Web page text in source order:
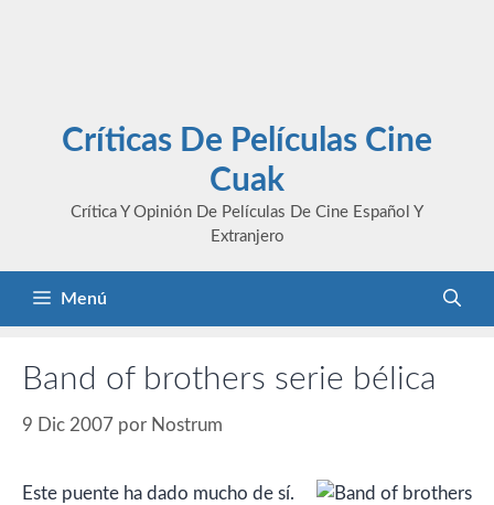
Críticas De Películas Cine
Cuak
Crítica Y Opinión De Películas De Cine Español Y
Extranjero
Menú
Band of brothers serie bélica
9 Dic 2007 por Nostrum
Este puente ha dado mucho de sí.